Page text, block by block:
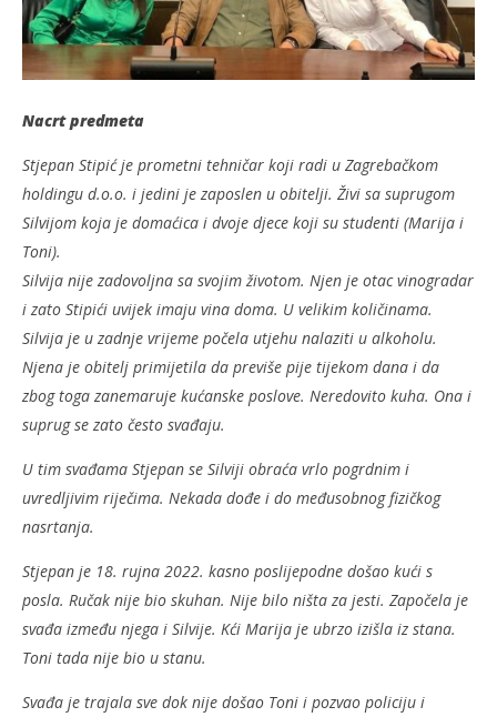
Nacrt predmeta
Stjepan Stipić je prometni tehničar koji radi u Zagrebačkom
holdingu d.o.o. i jedini je zaposlen u obitelji. Živi sa suprugom
Silvijom koja je domaćica i dvoje djece koji su studenti (Marija i
Toni).
Silvija nije zadovoljna sa svojim životom. Njen je otac vinogradar
i zato Stipići uvijek imaju vina doma. U velikim količinama.
Silvija je u zadnje vrijeme počela utjehu nalaziti u alkoholu.
Njena je obitelj primijetila da previše pije tijekom dana i da
zbog toga zanemaruje kućanske poslove. Neredovito kuha. Ona i
suprug se zato često svađaju.
U tim svađama Stjepan se Silviji obraća vrlo pogrdnim i
uvredljivim riječima. Nekada dođe i do međusobnog fizičkog
nasrtanja.
Stjepan je 18. rujna 2022. kasno poslijepodne došao kući s
posla. Ručak nije bio skuhan. Nije bilo ništa za jesti. Započela je
svađa između njega i Silvije. Kći Marija je ubrzo izišla iz stana.
Toni tada nije bio u stanu.
Svađa je trajala sve dok nije došao Toni i pozvao policiju i